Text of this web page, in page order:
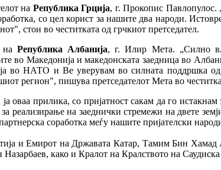
на Република Грција, г. Прокопис Павлопулос.
со цел корист за нашите два народи.
стои во честитката од грчкиот претседател.
на Република Албанија, г. Илир Мета. „Силно
Македонија и македонската заедница во
во НАТО и Ве уверувам во силната поддршка од
регион", пишува претседателот Мета во
оваа прилика, со пријатност сакам да го
на заеднички стремежи на двете
соработка меѓу нашите пријателски
и Емирот на Државата Катар, Тамим Бин
Назарбаев, како и Кралот на Кралството на